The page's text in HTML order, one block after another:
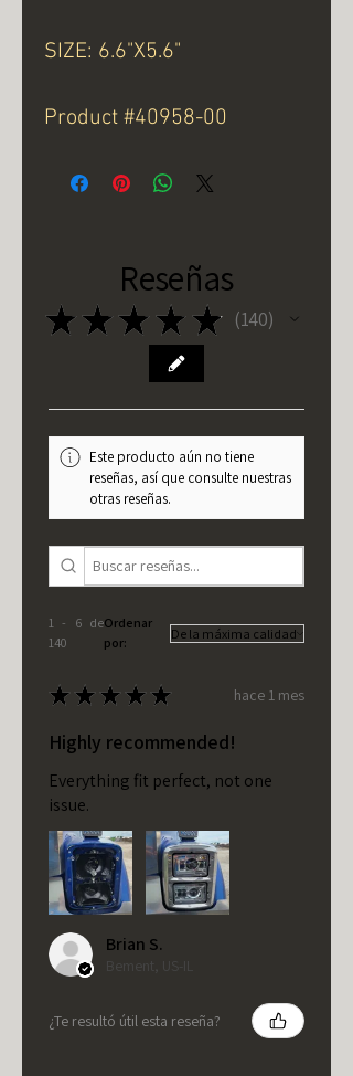
SIZE: 6.6"X5.6"
Product #40958-00
Reseñas
★ ★ ★ ★ ★ 140
140
Este producto aún no tiene
reseñas, así que consulte nuestras
otras reseñas.
1 - 6 de
140
Ordenar
por:
★ ★ ★ ★ ★ hace 1 mes
Highly recommended!
Everything fit perfect, not one
issue.
Brian S.
Bement, US-IL
¿Te resultó útil esta reseña?